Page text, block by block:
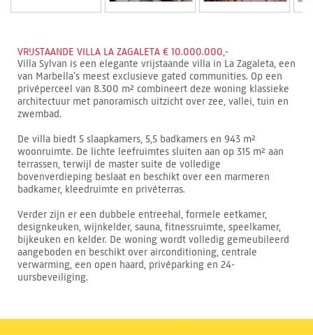
VRIJSTAANDE VILLA LA ZAGALETA € 10.000.000,-
Villa Sylvan is een elegante vrijstaande villa in La Zagaleta, een
van Marbella’s meest exclusieve gated communities. Op een
privéperceel van 8.300 m² combineert deze woning klassieke
architectuur met panoramisch uitzicht over zee, vallei, tuin en
zwembad.
De villa biedt 5 slaapkamers, 5,5 badkamers en 943 m²
woonruimte. De lichte leefruimtes sluiten aan op 315 m² aan
terrassen, terwijl de master suite de volledige
bovenverdieping beslaat en beschikt over een marmeren
badkamer, kleedruimte en privéterras.
Verder zijn er een dubbele entreehal, formele eetkamer,
designkeuken, wijnkelder, sauna, fitnessruimte, speelkamer,
bijkeuken en kelder. De woning wordt volledig gemeubileerd
aangeboden en beschikt over airconditioning, centrale
verwarming, een open haard, privéparking en 24-
uursbeveiliging.